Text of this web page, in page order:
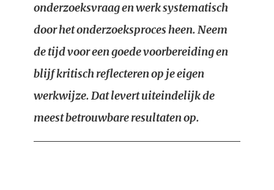
onderzoeksvraag en werk systematisch
door het onderzoeksproces heen. Neem
de tijd voor een goede voorbereiding en
blijf kritisch reflecteren op je eigen
werkwijze. Dat levert uiteindelijk de
meest betrouwbare resultaten op.